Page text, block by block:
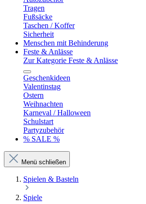
Tragen
Fußsäcke
Taschen / Koffer
Sicherheit
Menschen mit Behinderung
Feste & Anlässe
Zur Kategorie Feste & Anlässe
Geschenkideen
Valentinstag
Ostern
Weihnachten
Karneval / Halloween
Schulstart
Partyzubehör
% SALE %
Menü schließen
Spielen & Basteln
Spiele